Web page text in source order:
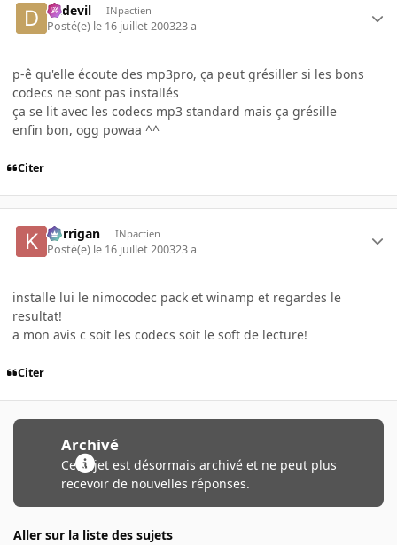
dadevil INpactien
Posté(e) le 16 juillet 200323 a
p-ê qu'elle écoute des mp3pro, ça peut grésiller si les bons
codecs ne sont pas installés
ça se lit avec les codecs mp3 standard mais ça grésille
enfin bon, ogg powaa ^^
Citer
korrigan INpactien
Posté(e) le 16 juillet 200323 a
installe lui le nimocodec pack et winamp et regardes le
resultat!
a mon avis c soit les codecs soit le soft de lecture!
Citer
Archivé
Ce sujet est désormais archivé et ne peut plus
recevoir de nouvelles réponses.
Aller sur la liste des sujets